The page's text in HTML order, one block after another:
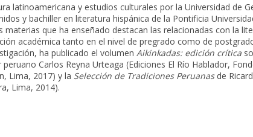
latinoamericana y estudios culturales por la Universidad de
y bachiller en literatura hispánica de la Pontificia
materias que ha enseñado destacan las relacionadas con la
académica tanto en el nivel de pregrado como de
ha publicado el volumen Aikinkadas: edición crítica
Carlos Reyna Urteaga (Ediciones El Río Hablador,
Lima, 2017) y la Selección de Tradiciones Peruanasde
Lima, 2014).